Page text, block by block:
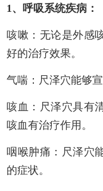
1、呼吸系统疾病：
咳嗽：无论是外感
好的治疗效果。
气喘：尺泽穴能够
咳血：尺泽穴具有
咳血有治疗作用。
咽喉肿痛：尺泽穴
的症状。